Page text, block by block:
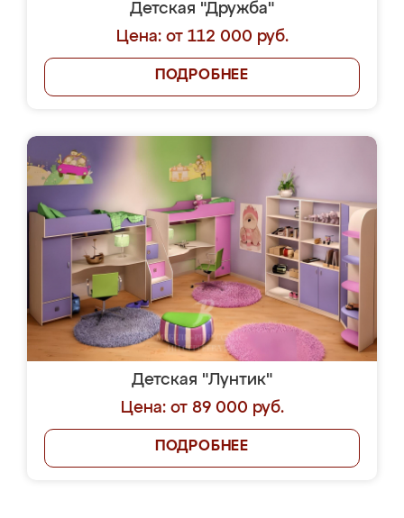
Детская "Дружба"
Цена: от 112 000 руб.
ПОДРОБНЕЕ
Детская "Лунтик"
Цена: от 89 000 руб.
ПОДРОБНЕЕ